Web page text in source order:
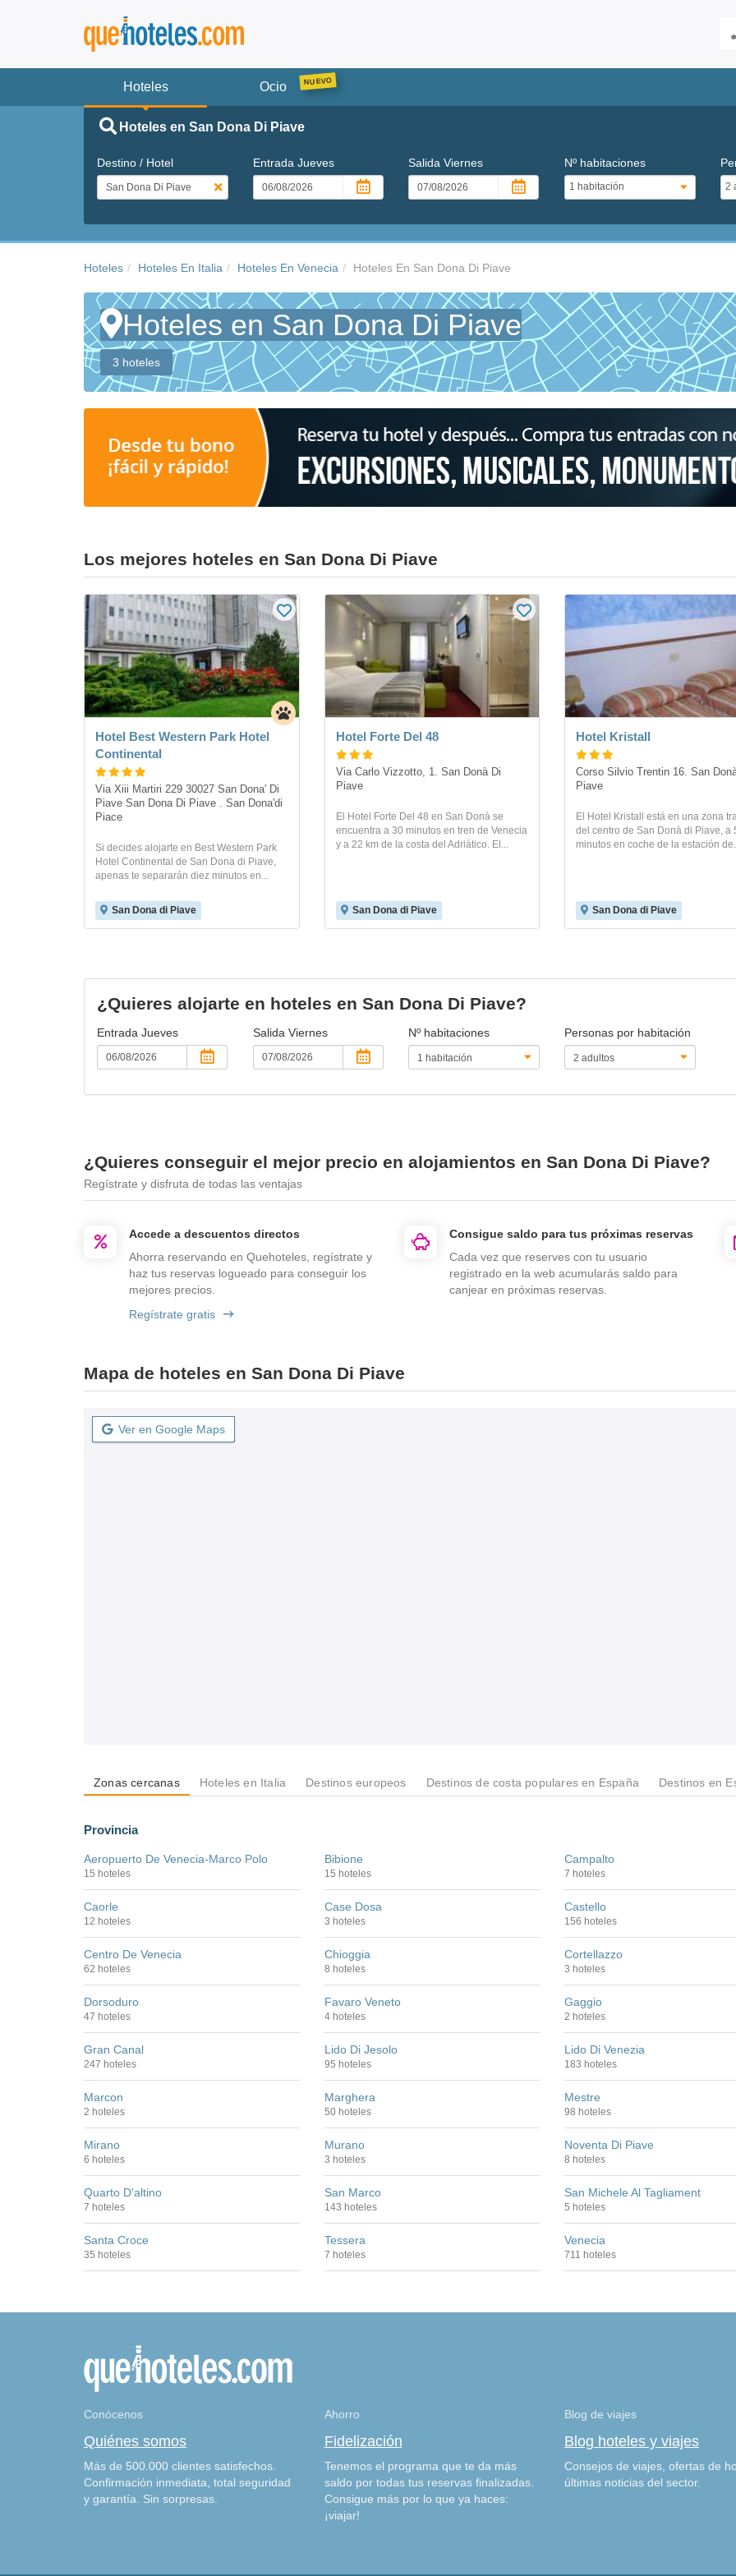
Hoteles Ocio
Hoteles en San Dona Di Piave
Destino / Hotel Entrada Jueves SalidaViernes Nº habitaciones
Hoteles Hoteles En Italia Hoteles En Venecia Hoteles En San Dona Di Piave
Hoteles en San Dona Di Piave
3 hoteles
Los mejores hoteles en San Dona Di Piave
Hotel Best Western Park Hotel
Continental
Via Xiii Martiri 229 30027 San Dona' Di
Piave San Dona Di Piave . San Dona'di
Piace
Si decides alojarte en Best Western Park
Hotel Continental de San Dona di Piave,
apenas te separarán diez minutos en...
San Dona di Piave
Hotel Forte Del 48
Via Carlo Vizzotto, 1. San Donà Di
Piave
El Hotel Forte Del 48 en San Donà se
encuentra a 30 minutos en tren de Venecia
y a 22 km de la costa del Adriático. El...
San Dona di Piave
Hotel Kristall
Corso Silvio Trentin 16. San
Piave
El Hotel Kristall está en una zona
del centro de San Donà di Piave, a
minutos en coche de la estación
San Dona di Piave
¿Quieres alojarte en hoteles en San Dona Di Piave?
Entrada Jueves Salida Viernes Nº habitaciones
Personas por habitación
¿Quieres conseguir el mejor precio en alojamientos en San Dona Di Piave?
Regístrate y disfruta de todas las ventajas
Accede a descuentos directos
Ahorra reservando en Quehoteles, regístrate y
haz tus reservas logueado para conseguir los
mejores precios.
Regístrate gratis
Consigue saldo para tus próximas reservas
Cada vez que reserves con tu usuario
registrado en la web acumularás saldo para
canjear en próximas reservas.
Mapa de hoteles en San Dona Di Piave
Ver en Google Maps
Zonas cercanas Hoteles en Italia Destinos europeos Destinos de costa populares en España Destinos en
Provincia
Aeropuerto De Venecia-Marco Polo
15 hoteles
Bibione
15 hoteles
Campalto
7 hoteles
Caorle
12 hoteles
Case Dosa
3 hoteles
Castello
156 hoteles
Centro De Venecia
62 hoteles
Chioggia
8 hoteles
Cortellazzo
3 hoteles
Dorsoduro
47 hoteles
Favaro Veneto
4 hoteles
Gaggio
2 hoteles
Gran Canal
247 hoteles
Lido Di Jesolo
95 hoteles
Lido Di Venezia
183 hoteles
Marcon
2 hoteles
Marghera
50 hoteles
Mestre
98 hoteles
Mirano
6 hoteles
Murano
3 hoteles
Noventa Di Piave
8 hoteles
Quarto D'altino
7 hoteles
San Marco
143 hoteles
San Michele Al Tagliament
5 hoteles
Santa Croce
35 hoteles
Tessera
7 hoteles
Venecia
711 hoteles
Conócenos
Quiénes somos
Más de 500.000 clientes satisfechos.
Confirmación inmediata, total seguridad
y garantía. Sin sorpresas.
Ahorro
Fidelización
Tenemos el programa que te da más
saldo por todas tus reservas finalizadas.
Consigue más por lo que ya haces:
¡viajar!
Blog de viajes
Blog hoteles y viajes
Consejos de viajes, ofertas de
últimas noticias del sector.